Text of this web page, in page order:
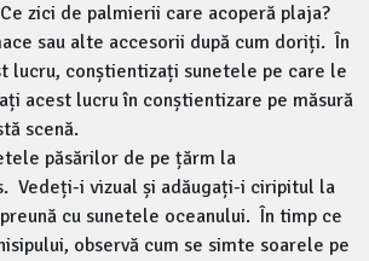
zici de palmierii care acoperă plaja?
sau alte accesorii după cum doriți. În
lucru, conștientizați sunetele pe care le
acest lucru în conștientizare pe măsură
scenă.
păsărilor de pe țărm la
Vedeți-i vizual și adăugați-i ciripitul la
cu sunetele oceanului. În timp ce
observă cum se simte soarele pe